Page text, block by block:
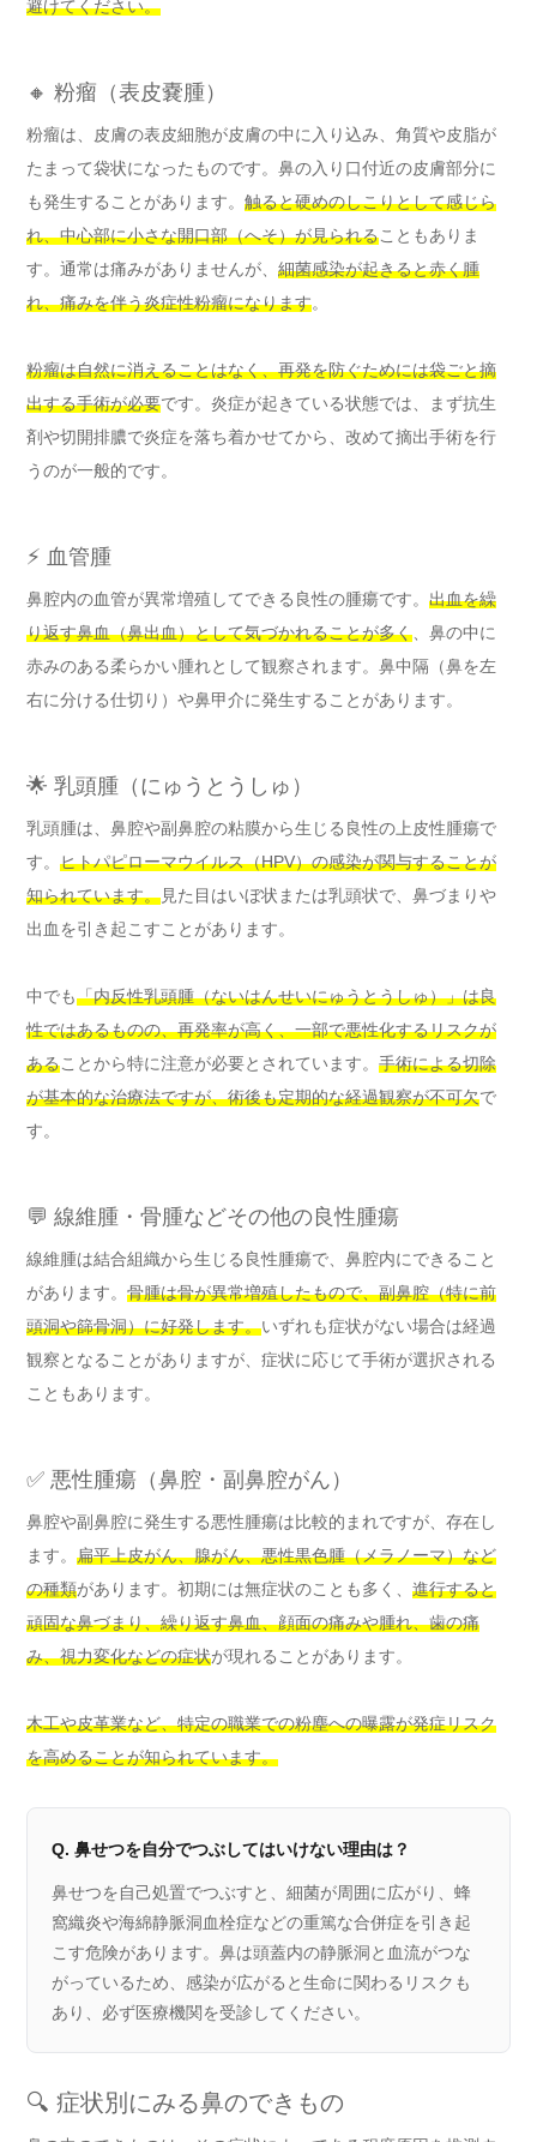
避けてください。
🔸 粉瘤（表皮嚢腫）
粉瘤は、皮膚の表皮細胞が皮膚の中に入り込み、角質や皮脂が
たまって袋状になったものです。鼻の入り口付近の皮膚部分に
も発生することがあります。 触ると硬めのしこりとして感じら
れ、中心部に小さな開口部（へそ）が見られることもありま
す。通常は痛みがありませんが、 細菌感染が起きると赤く腫
れ、痛みを伴う炎症性粉瘤になります。
粉瘤は自然に消えることはなく、再発を防ぐためには袋ごと摘
出する手術が必要です。炎症が起きている状態では、まず抗生
剤や切開排膿で炎症を落ち着かせてから、改めて摘出手術を行
うのが一般的です。
⚡ 血管腫
鼻腔内の血管が異常増殖してできる良性の腫瘍です。 出血を繰
り返す鼻血（鼻出血）として気づかれることが多く 、鼻の中に
赤みのある柔らかい腫れとして観察されます。鼻中隔（鼻を左
右に分ける仕切り）や鼻甲介に発生することがあります。
🌟 乳頭腫（にゅうとうしゅ）
乳頭腫は、鼻腔や副鼻腔の粘膜から生じる良性の上皮性腫瘍で
す。 ヒトパピローマウイルス（HPV）の感染が関与することが
知られています。見た目はいぼ状または乳頭状で、鼻づまりや
出血を引き起こすことがあります。
中でも「内反性乳頭腫（ないはんせいにゅうとうしゅ）」は良
性ではあるものの、再発率が高く、一部で悪性化するリスクが
あることから特に注意が必要とされています。 手術による切除
が基本的な治療法ですが、術後も定期的な経過観察が不可欠で
す。
💬 線維腫・骨腫などその他の良性腫瘍
線維腫は結合組織から生じる良性腫瘍で、鼻腔内にできること
があります。 骨腫は骨が異常増殖したもので、副鼻腔（特に前
頭洞や篩骨洞）に好発します。いずれも症状がない場合は経過
観察となることがありますが、症状に応じて手術が選択される
こともあります。
✅ 悪性腫瘍（鼻腔・副鼻腔がん）
鼻腔や副鼻腔に発生する悪性腫瘍は比較的まれですが、存在し
ます。 扁平上皮がん、腺がん、悪性黒色腫（メラノーマ）など
の種類があります。初期には無症状のことも多く、 進行すると
頑固な鼻づまり、繰り返す鼻血、顔面の痛みや腫れ、歯の痛
み、視力変化などの症状が現れることがあります。
木工や皮革業など、特定の職業での粉塵への曝露が発症リスク
を高めることが知られています。
Q. 鼻せつを自分でつぶしてはいけない理由は？
鼻せつを自己処置でつぶすと、細菌が周囲に広がり、蜂
窩織炎や海綿静脈洞血栓症などの重篤な合併症を引き起
こす危険があります。鼻は頭蓋内の静脈洞と血流がつな
がっているため、感染が広がると生命に関わるリスクも
あり、必ず医療機関を受診してください。
🔍 症状別にみる鼻のできもの